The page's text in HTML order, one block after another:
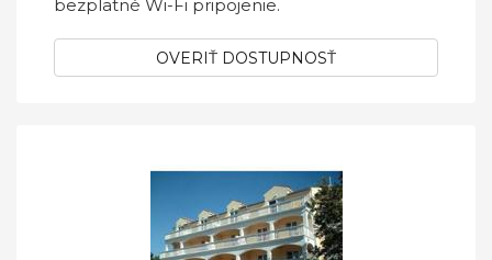
bezplatné Wi-Fi pripojenie.
OVERIŤ DOSTUPNOSŤ